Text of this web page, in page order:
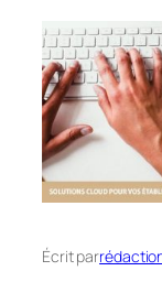
Écrit par